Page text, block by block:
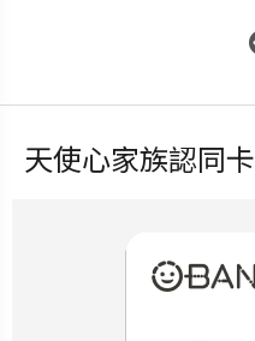
天使心家族認同卡